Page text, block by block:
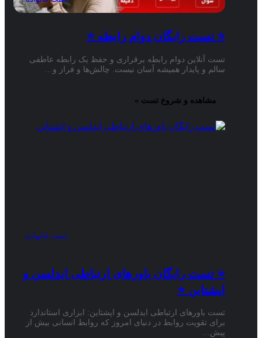
⭐ تست رایگان دوام رابطه ⭐
تست آنلاین دوام رابطه برقراری و حفظ یک رابطه عاطفی
سالم و پایدار همیشه آسان نیست. چالش‌ها و فراز و…
مشاهده و شروع تست »
تست خانواده
⭐ تست رایگان باورهای ارتباطی ایدلسن و
اپشتاین ⭐
تست باورهای ارتباطی ایدلسن و اپشتاین: ابزاری استاندارد
برای تقویت روابط در دنیای امروز که روابط انسانی بیش از
پیش…